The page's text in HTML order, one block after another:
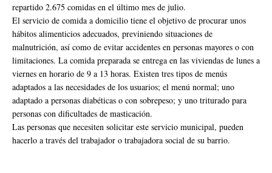
repartido 2.675 comidas en el último mes de julio.
El servicio de comida a domicilio tiene el objetivo de procurar unos
hábitos alimenticios adecuados, previniendo situaciones de
malnutrición, así como de evitar accidentes en personas mayores o con
limitaciones. La comida preparada se entrega en las viviendas de lunes a
viernes en horario de 9 a 13 horas. Existen tres tipos de menús
adaptados a las necesidades de los usuarios; el menú normal; uno
adaptado a personas diabéticas o con sobrepeso; y uno triturado para
personas con dificultades de masticación.
Las personas que necesiten solicitar este servicio municipal, pueden
hacerlo a través del trabajador o trabajadora social de su barrio.